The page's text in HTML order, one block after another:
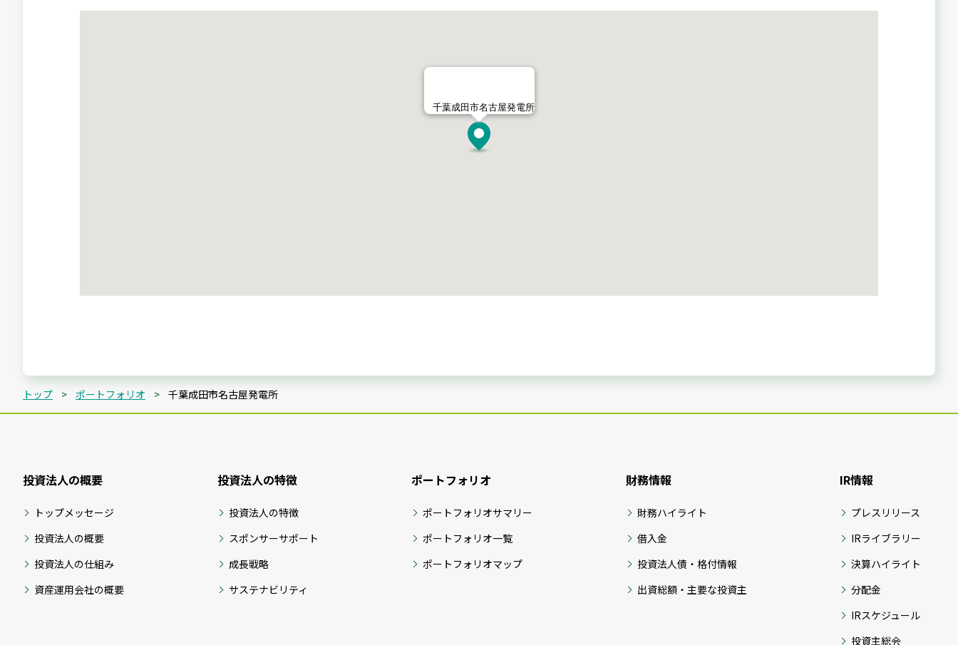
千葉成田市名古屋発電所
トップ ポートフォリオ 千葉成田市名古屋発電所
投資法人の概要
トップメッセージ
投資法人の概要
投資法人の仕組み
資産運用会社の概要
投資法人の特徴
投資法人の特徴
スポンサーサポート
成長戦略
サステナビリティ
ポートフォリオ
ポートフォリオサマリー
ポートフォリオ一覧
ポートフォリオマップ
財務情報
財務ハイライト
借入金
投資法人債・格付情報
出資総額・主要な投資主
IR情報
プレスリリース
IRライブラリー
決算ハイライト
分配金
IRスケジュール
投資主総会